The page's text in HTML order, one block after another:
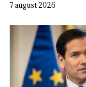
7 august 2026